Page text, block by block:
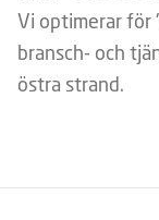
Vi optimerar för
bransch- och
östra strand.